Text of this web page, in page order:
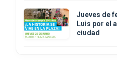
Jueves de
Luis por el
ciudad